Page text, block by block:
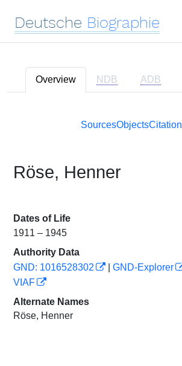
Deutsche Biographie
Overview NDB ADB
SourcesObjectsCitation
Röse, Henner
Dates of Life
1911 – 1945
Authority Data
GND: 1016528302
GND-Explorer
VIAF
Alternate Names
Röse, Henner